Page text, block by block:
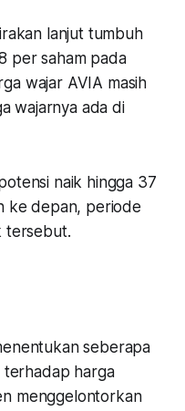
lanjut tumbuh
per saham pada
wajar AVIA masih
wajarnya ada di
naik hingga 37
ke depan, periode
tersebut.
seberapa
harga
menggelontorkan